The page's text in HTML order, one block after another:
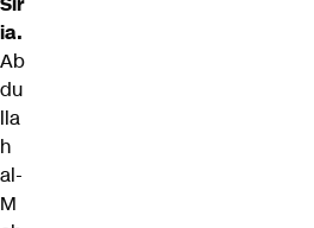
ia.
Ab
du
lla
h
al-
M